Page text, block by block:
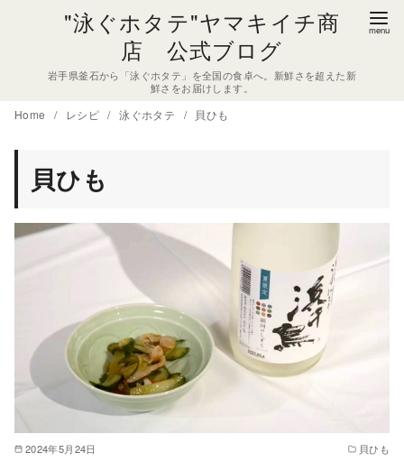
"泳ぐホタテ"ヤマキイチ商
店 公式ブログ
岩手県釜石から「泳ぐホタテ」を全国の食卓へ。新鮮さを超えた新
鮮さをお届けします。
Home レシピ 泳ぐホタテ 貝ひも
貝ひも
2024年5月24日 貝ひも